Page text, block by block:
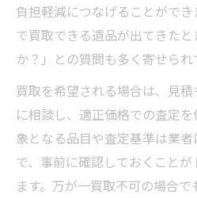
負担軽減につなげることがで
で買取できる遺品が出てきた
か？」との質問も多く寄せられ
買取を希望される場合は、見
に相談し、適正価格での査定
象となる品目や査定基準は業
で、事前に確認しておくこと
ます。万が一買取不可の場合